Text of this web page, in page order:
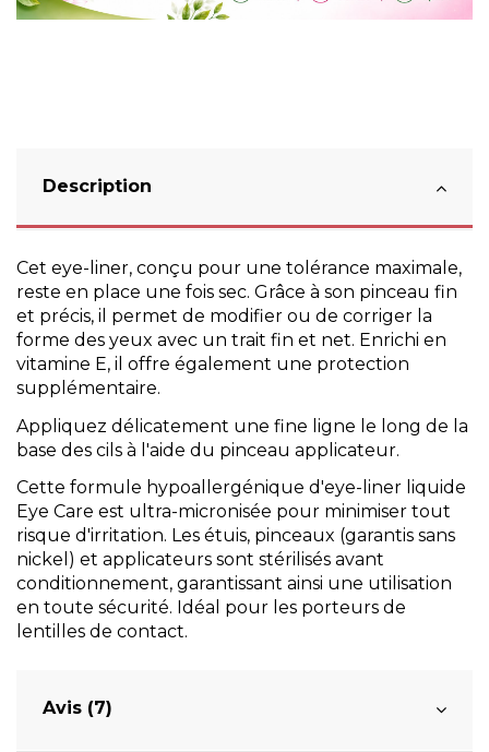
Description
Cet eye-liner, conçu pour une tolérance maximale,
reste en place une fois sec. Grâce à son pinceau fin
et précis, il permet de modifier ou de corriger la
forme des yeux avec un trait fin et net. Enrichi en
vitamine E, il offre également une protection
supplémentaire.
Appliquez délicatement une fine ligne le long de la
base des cils à l'aide du pinceau applicateur.
Cette formule hypoallergénique d'eye-liner liquide
Eye Care est ultra-micronisée pour minimiser tout
risque d'irritation. Les étuis, pinceaux (garantis sans
nickel) et applicateurs sont stérilisés avant
conditionnement, garantissant ainsi une utilisation
en toute sécurité. Idéal pour les porteurs de
lentilles de contact.
Avis (7)